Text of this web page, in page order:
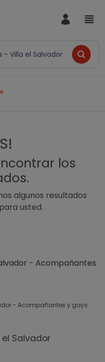
Villa el Salvador
los
algunos resultados
usted.
- Acompañantes
- Acompañantes y gays
el Salvador